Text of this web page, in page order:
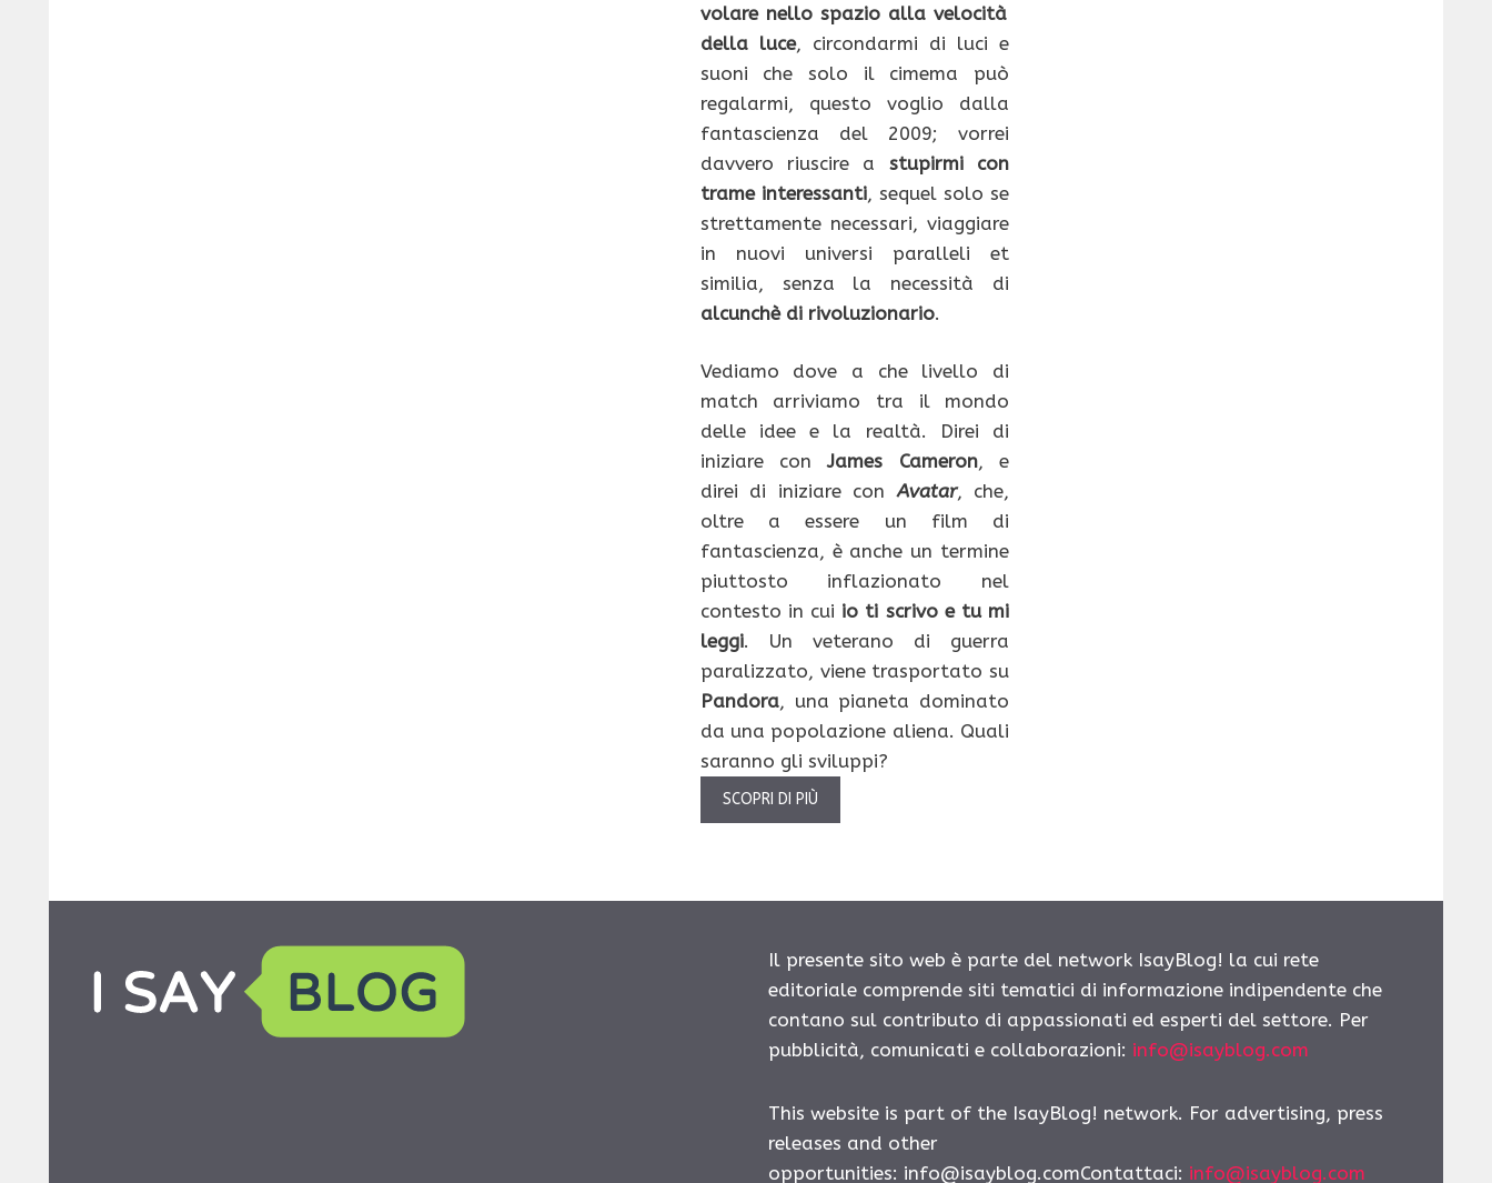
volare nello spazio alla velocità
della luce, circondarmi di luci e
suoni che solo il cimema può
regalarmi, questo voglio dalla
fantascienza del 2009; vorrei
davvero riuscire a stupirmi con
trame interessanti, sequel solo se
strettamente necessari, viaggiare
in nuovi universi paralleli et
similia, senza la necessità di
alcunchè di rivoluzionario.
Vediamo dove a che livello di
match arriviamo tra il mondo
delle idee e la realtà. Direi di
iniziare con James Cameron, e
direi di iniziare conAvatar, che,
oltre a essere un film di
fantascienza, è anche un termine
piuttosto inflazionato nel
contesto in cui io ti scrivo e tu mi
leggi. Un veterano di guerra
paralizzato, viene trasportato su
Pandora, una pianeta dominato
da una popolazione aliena. Quali
saranno gli sviluppi?
SCOPRI DI PIÙ
Il presente sito web è parte del network IsayBlog! la cui rete
editoriale comprende siti tematici di informazione indipendente che
contano sul contributo di appassionati ed esperti del settore. Per
pubblicità, comunicati e collaborazioni: info@isayblog.com
This website is part of the IsayBlog! network. For advertising, press
releases and other
opportunities: info@isayblog.comContattaci: info@isayblog.com